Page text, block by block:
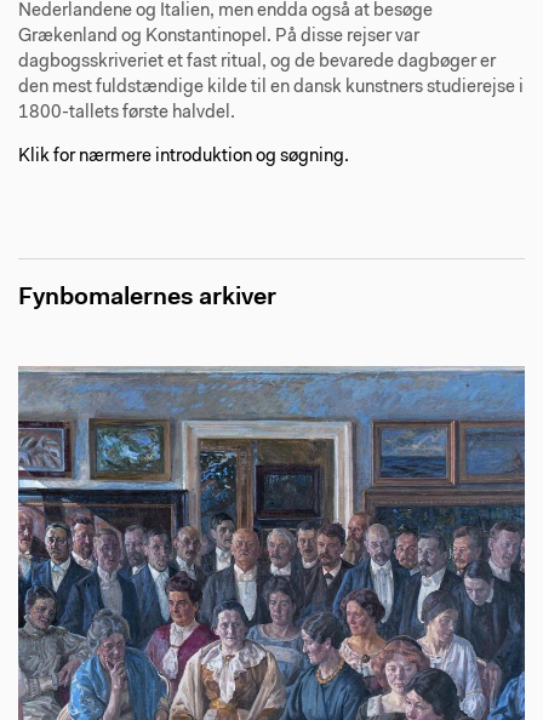
Nederlandene og Italien, men endda også at besøge
Grækenland og Konstantinopel. På disse rejser var
dagbogsskriveriet et fast ritual, og de bevarede dagbøger er
den mest fuldstændige kilde til en dansk kunstners studierejse i
1800-tallets første halvdel.
Klik for nærmere introduktion og søgning.
Fynbomalernes arkiver